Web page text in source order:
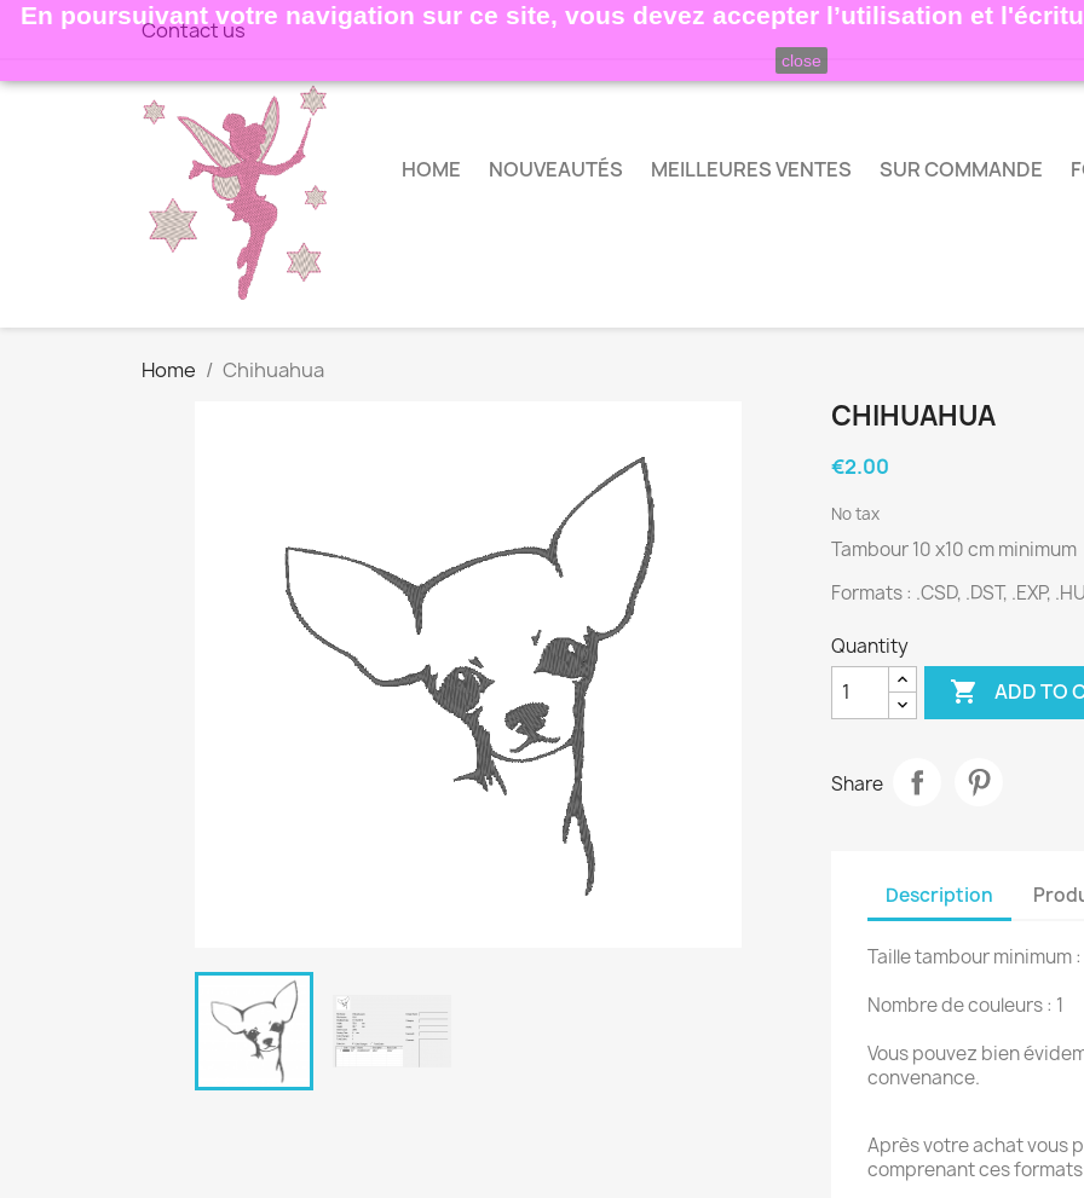
En poursuivant votre navigation sur ce site, vous devez accepter l’utilisation et
close
Contact us
HOME NOUVEAUTÉS MEILLEURES VENTES SUR COMMANDE
Home Chihuahua
CHIHUAHUA
€2.00
No tax
Tambour 10 x10 cm minimum
Formats : .CSD, .DST, .EXP,
Quantity
 ADD TO
Share
Description
Taille tambour minimum :
Nombre de couleurs : 1
Vous pouvez bien
convenance.
Après votre achat vous
comprenant ces formats